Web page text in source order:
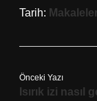
Tarih:
Önceki Yazı
Isırık izi nasıl